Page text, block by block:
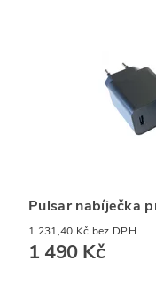
Pulsar nabíječka
1 231,40 Kč bez DPH
1 490 Kč